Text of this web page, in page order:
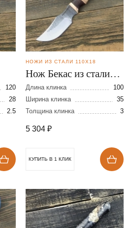
120
28
2.5
НОЖИ ИЗ СТАЛИ 110Х18
Нож Бекас из стали
110Х18
Длина клинка
100
Ширина клинка
35
Толщина клинка
3
5 304 ₽
КУПИТЬ В 1 КЛИК